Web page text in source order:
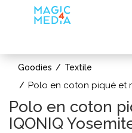
Goodies Textile
Polo en coton piqué et
Polo en coton
IQONIQ